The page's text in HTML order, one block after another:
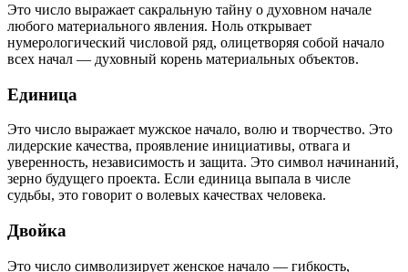
Это число выражает сакральную тайну о духовном начале
любого материального явления. Ноль открывает
нумерологический числовой ряд, олицетворяя собой начало
всех начал — духовный корень материальных объектов.
Единица
Это число выражает мужское начало, волю и творчество. Это
лидерские качества, проявление инициативы, отвага и
уверенность, независимость и защита. Это символ начинаний,
зерно будущего проекта. Если единица выпала в числе
судьбы, это говорит о волевых качествах человека.
Двойка
Это число символизирует женское начало — гибкость,